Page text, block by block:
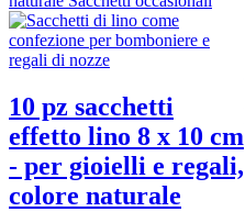
10 pz sacchetti
effetto lino 8 x 10 cm
- per gioielli e regali,
colore naturale